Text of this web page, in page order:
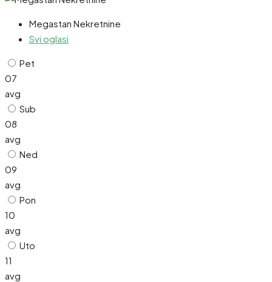
Megastan Nekretnine
Svi oglasi
Pet
07
avg
Sub
08
avg
Ned
09
avg
Pon
10
avg
Uto
11
avg